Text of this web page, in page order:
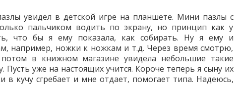
увидел в детской игре на планшете. Мини пазлы с
пальчиком водить по экрану, но принцип как у
что бы я ему показала, как собирать. Ну я ему и
например, ножки к ножкам и т.д. Через время смотрю,
в книжном магазине увидела небольшие такие
уже на настоящих учится. Короче теперь я сыну их
в кучу сгребает и мне отдает, помогает типа. Надеюсь,